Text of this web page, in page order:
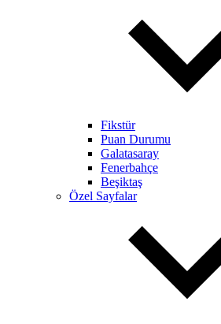
Fikstür
Puan Durumu
Galatasaray
Fenerbahçe
Beşiktaş
Özel Sayfalar